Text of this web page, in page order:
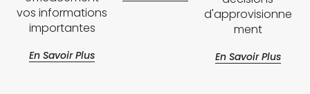
vos informations
importantes
En Savoir Plus
d'approvisionne
ment
En Savoir Plus